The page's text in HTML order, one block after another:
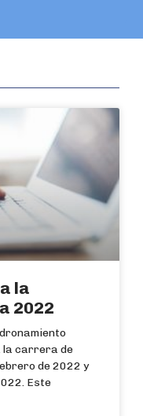
la
2022
la carrera de
de 2022 y
Este